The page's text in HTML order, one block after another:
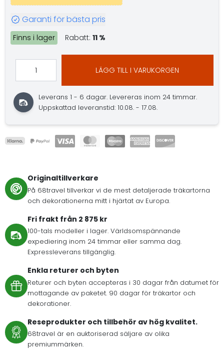
Garanti för bästa pris
Finns i lager Rabatt: 11 %
LÄGG TILL I VARUKORGEN
Leverans 1 - 6 dagar. Levereras inom 24 timmar.
Uppskattad leveranstid: 10.08. - 17.08.
Originaltillverkare
På 68travel tillverkar vi de mest detaljerade träkartorna
och dekorationerna mitt i hjärtat av Europa.
Fri frakt från 2 875 kr
100-tals modeller i lager. Världsomspännande
expediering inom 24 timmar eller samma dag.
Expressleverans tillgänglig.
Enkla returer och byten
Returer och byten accepteras i 30 dagar från datumet för
mottagande av paketet. 90 dagar för träkartor och
dekorationer.
Reseprodukter och tillbehör av hög kvalitet.
68travel är en auktoriserad säljare av olika
premiummärken.